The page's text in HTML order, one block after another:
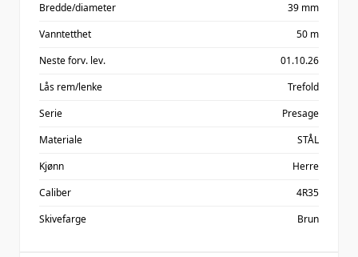
Bredde/diameter
39 mm
Vanntetthet
50 m
Neste forv. lev.
01.10.26
Lås rem/lenke
Trefold
Serie
Presage
Materiale
STÅL
Kjønn
Herre
Caliber
4R35
Skivefarge
Brun